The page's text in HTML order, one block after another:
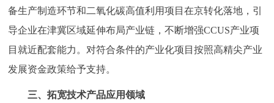
备生产制造环节和二氧化碳高值利用项目在京转化落地，引
导企业在津冀区域延伸布局产业链，不断增强CCUS产业项
目就近配套能力。对符合条件的产业化项目按照高精尖产业
发展资金政策给予支持。
三、拓宽技术产品应用领域